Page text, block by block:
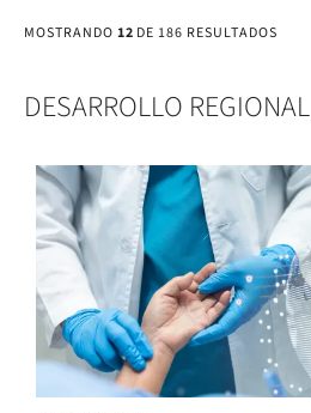
Institucional
MOSTRANDO 12 DE 186 RESULTADOS
DESARROLLO REGIONAL